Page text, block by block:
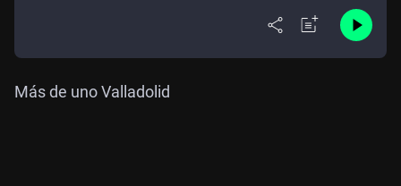
Más de uno Valladolid